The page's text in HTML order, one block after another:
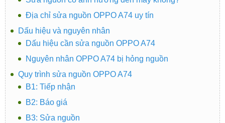
Địa chỉ sửa nguồn OPPO A74 uy tín
Dấu hiệu và nguyên nhân
Dấu hiệu cần sửa nguồn OPPO A74
Nguyên nhân OPPO A74 bị hỏng nguồn
Quy trình sửa nguồn OPPO A74
B1: Tiếp nhận
B2: Báo giá
B3: Sửa nguồn